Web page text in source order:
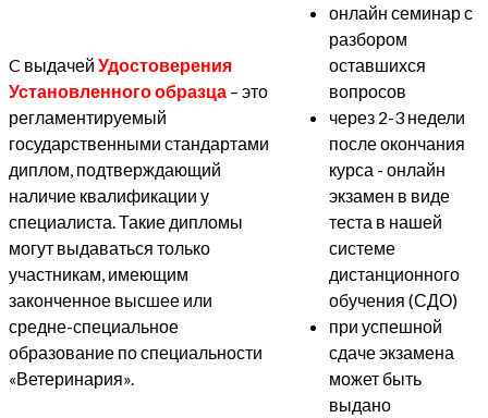
C выдачей Удостоверения
Установленного образца – это
регламентируемый
государственными стандартами
диплом, подтверждающий
наличие квалификации у
специалиста. Такие дипломы
могут выдаваться только
участникам, имеющим
законченное высшее или
средне-специальное
образование по специальности
«Ветеринария».
онлайн семинар с
разбором
оставшихся
вопросов
через 2-3 недели
после окончания
курса - онлайн
экзамен в виде
теста в нашей
системе
дистанционного
обучения (СДО)
при успешной
сдаче экзамена
может быть
выдано